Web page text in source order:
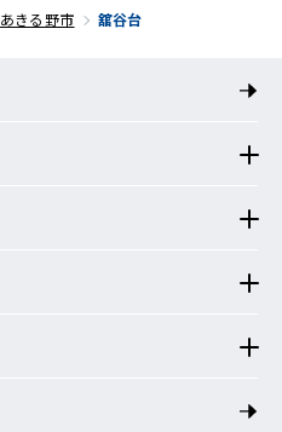
あきる野市 舘谷台